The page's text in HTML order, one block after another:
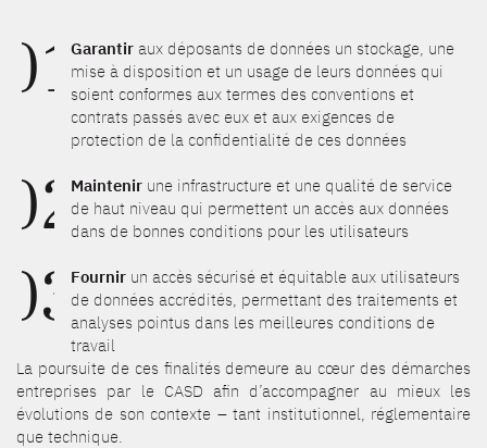
01Garantir aux déposants de données un stockage, une
mise à disposition et un usage de leurs données qui
soient conformes aux termes des conventions et
contrats passés avec eux et aux exigences de
protection de la confidentialité de ces données
02Maintenir une infrastructure et une qualité de service
de haut niveau qui permettent un accès aux données
dans de bonnes conditions pour les utilisateurs
03Fournir un accès sécurisé et équitable aux utilisateurs
de données accrédités, permettant des traitements et
analyses pointus dans les meilleures conditions de
travail
La poursuite de ces finalités demeure au cœur des démarches
entreprises par le CASD afin d’accompagner au mieux les
évolutions de son contexte – tant institutionnel, réglementaire
que technique.